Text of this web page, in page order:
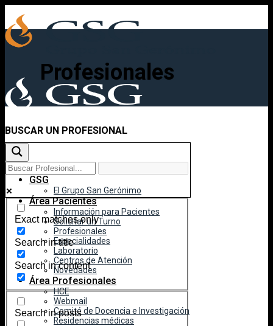
content
Inicio
GSG
El Grupo San Gerónimo
Área Pacientes
Información para Pacientes
Solicitar un Turno
Profesionales
Especialidades
Laboratorio
Centros de Atención
Novedades
Área Profesionales
HCE
Webmail
Comité de Docencia e Investigación
Residencias médicas
Profesionales
BUSCAR UN PROFESIONAL
Exact matches only
Search in title
Search in content
Search in posts